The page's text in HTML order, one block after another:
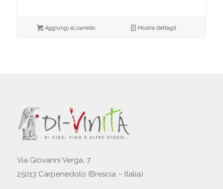
Aggiungi al carrello Mostra dettagli
Via Giovanni Verga, 7
25013 Carpenedolo (Brescia – Italia)